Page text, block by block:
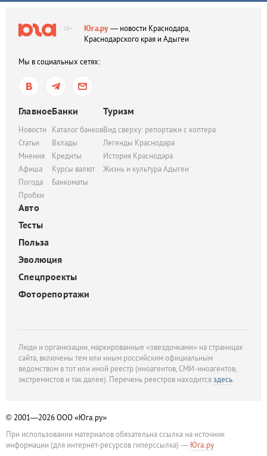
18+ Юга.ру— новости Краснодара,
Краснодарского края и Адыгеи
Мы в социальных сетях:
Главное
Новости
Статьи
Мнения
Афиша
Погода
Пробки
Банки
Каталог банков
Вклады
Кредиты
Курсы валют
Банкоматы
Туризм
Вид сверху: репортажи с коптера
Легенды Краснодара
История Краснодара
Жизнь и культура Адыгеи
Авто
Тесты
Польза
Эволюция
Спецпроекты
Фоторепортажи
Люди и организации, маркированные «звездочками» на страницах
сайта, включены тем или иным российским официальным
ведомством в тот или иной реестр (иноагентов, СМИ-иноагентов,
экстремистов и так далее). Перечень реестров находитсяздесь.
© 2001—2026ООО «Юга.ру»
При использовании материалов обязательна ссылка на источник
информации (для интернет-ресурсов гиперссылка) — Юга.ру